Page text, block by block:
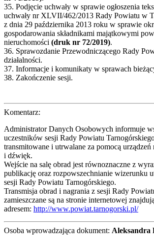
35. Podjęcie uchwały w sprawie ogłoszenia
uchwały nr XLVII/462/2013 Rady Powiatu w
z dnia 29 października 2013 roku w sprawie
gospodarowania składnikami majątkowymi
nieruchomości (druk nr 72/2019).
36. Sprawozdanie Przewodniczącego Rady
działalności.
37. Informacje i komunikaty w sprawach
38. Zakończenie sesji.
Komentarz:
Administrator Danych Osobowych informuje
uczestników sesji Rady Powiatu
transmitowane i utrwalane za pomocą urządzeń
i dźwięk.
Wejście na salę obrad jest równoznaczne z
publikację oraz rozpowszechnianie wizerunku
sesji Rady Powiatu Tarnogórskiego.
Transmisja obrad i nagrania z sesji Rady
zamieszczane są na stronie internetowej
adresem: http://www.powiat.tarnogorski.pl/
Osoba wprowadzająca dokument: Aleksandra